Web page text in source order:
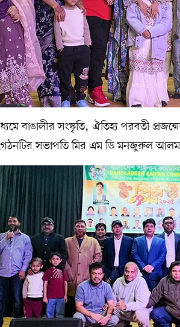
বাঙালীর সংস্কৃতি, ঐতিহ্য পরবতী
সভাপতি মির এম ডি মনজুরুল